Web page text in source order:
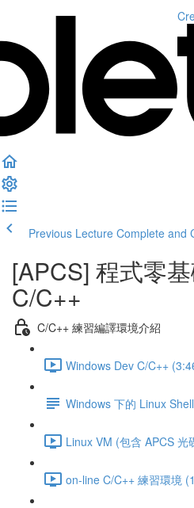
Previous Lecture Complete and
[APCS] 程式零
C/C++
C/C++ 練習編譯環境介紹
Windows Dev C/C++
Windows 下的 Linux Shell
Linux VM (包含 APCS 光
on-line C/C++ 練習環境